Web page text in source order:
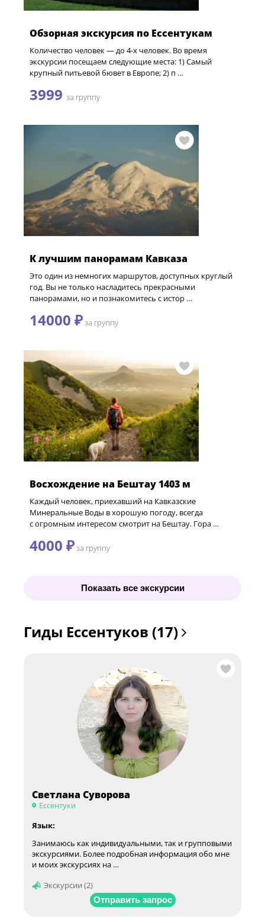
Обзорная экскурсия по Ессентукам
Количество человек — до 4-х человек. Во время
экскурсии посещаем следующие места: 1) Самый
крупный питьевой бювет в Европе; 2) п …
3999 за группу
К лучшим панорамам Кавказа
Это один из немногих маршрутов, доступных круглый
год. Вы не только насладитесь прекрасными
панорамами, но и познакомитесь с истор …
14000 ₽за группу
Восхождение на Бештау 1403 м
Каждый человек, приехавший на Кавказские
Минеральные Воды в хорошую погоду, всегда
с огромным интересом смотрит на Бештау. Гора …
4000 ₽за группу
Показать все экскурсии
Гиды Ессентуков (17)
Светлана Суворова
Ессентуки
Язык:
Занимаюсь как индивидуальными, так и групповыми
экскурсиями. Более подробная информация обо мне
и моих экскурсиях на …
Экскурсии (2)
Отправить запрос